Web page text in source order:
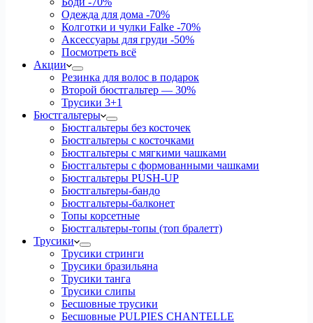
Одежда для дома -70%
Колготки и чулки Falke -70%
Аксессуары для груди -50%
Посмотреть всё
Акции
Резинка для волос в подарок
Второй бюстгальтер — 30%
Трусики 3+1
Бюстгальтеры
Бюстгальтеры без косточек
Бюстгальтеры с косточками
Бюстгальтеры с мягкими чашками
Бюстгальтеры с формованными чашками
Бюстгальтеры PUSH-UP
Бюстгальтеры-бандо
Бюстгальтеры-балконет
Топы корсетные
Бюстгальтеры-топы (топ бралетт)
Трусики
Трусики стринги
Трусики бразильяна
Трусики танга
Трусики слипы
Бесшовные трусики
Бесшовные PULPIES CHANTELLE